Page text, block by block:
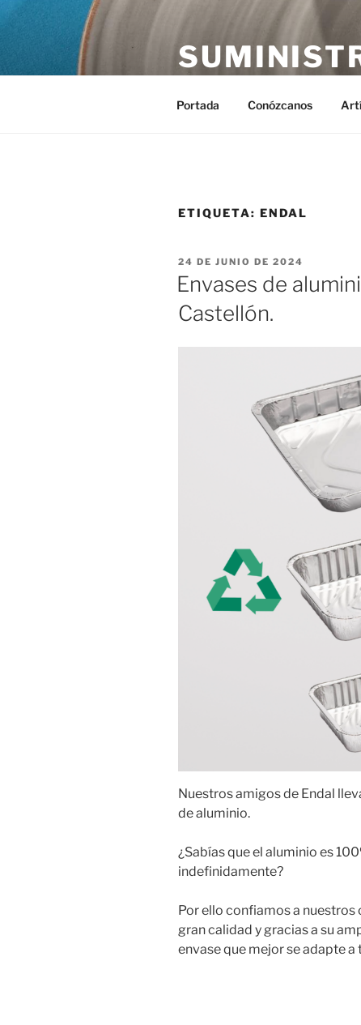
al
Portada Conózcanos
ETIQUETA: ENDAL
PUBLICADO
EL
24 DE JUNIO DE 2024
Envases de
Castellón.
Nuestros amigos de Endal
de aluminio.
¿Sabías que el aluminio es
indefinidamente?
Por ello confiamos a nuestros
gran calidad y gracias a su
envase que mejor se adapte